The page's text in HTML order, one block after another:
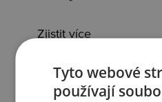
Zjistit více
Tyto webové
používají